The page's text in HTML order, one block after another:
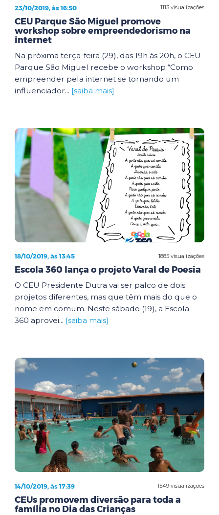
1113 visualizações
23/10/2019, às 16:50
CEU Parque São Miguel promove
workshop sobre empreendedorismo na
internet
Na próxima terça-feira (29), das 19h às 20h, o CEU
Parque São Miguel recebe o workshop “Como
empreender pela internet se tornando um
influenciador... [saiba mais]
1885 visualizações
18/10/2019, às 13:45
Escola 360 lança o projeto Varal de Poesia
O CEU Presidente Dutra vai ser palco de dois
projetos diferentes, mas que têm mais do que o
nome em comum. Neste sábado (19), a Escola
360 aprovei... [saiba mais]
1549 visualizações
14/10/2019, às 17:39
CEUs promovem diversão para toda a
família no Dia das Crianças